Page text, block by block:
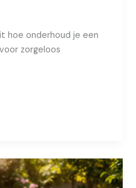
hoe onderhoud je een
zorgeloos